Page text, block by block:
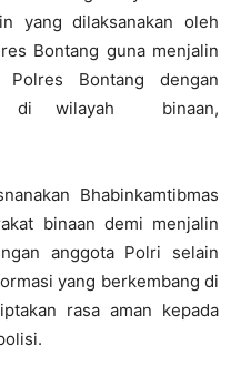
yang dilaksanakan oleh
Bontang guna menjalin
Polres Bontang dengan
di wilayah binaan,
Bhabinkamtibmas
binaan demi menjalin
anggota Polri selain
yang berkembang di
rasa aman kepada